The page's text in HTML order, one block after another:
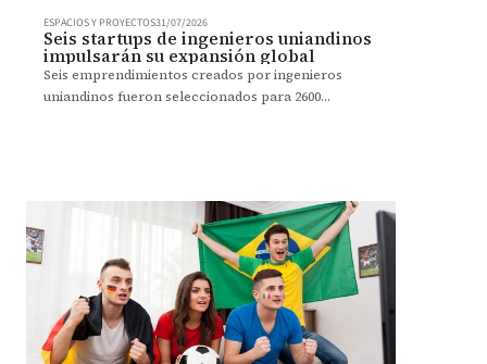
ESPACIOS Y PROYECTOS31/07/2026
Seis startups de ingenieros uniandinos
impulsarán su expansión global
Seis emprendimientos creados por ingenieros
uniandinos fueron seleccionados para 2600